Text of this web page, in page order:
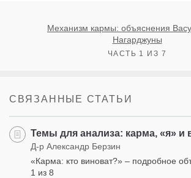
Механизм кармы: объяснения
Нагарджуны
ЧАСТЬ 1 ИЗ 7
СВЯЗАННЫЕ СТАТЬИ
Темы для анализа: карма, «я» и
Д-р Александр Берзин
«Карма: кто виноват?» – подробное
1 из 8